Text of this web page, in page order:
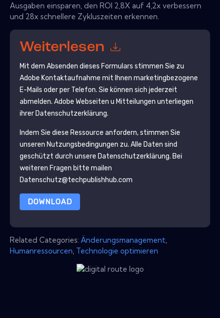
Ausgaben einsparen, den ROI 2,8X auf 4,2x verbessern
und 28x schnellere Zykluszeiten erkennen.
Weiterlesen
Mit dem Absenden dieses Formulars stimmen Sie zu
Adobe Kontaktaufnahme mit Ihnen marketingbezogene
E-Mails oder per Telefon. Sie können sich jederzeit
abmelden. Adobe Webseiten u Mitteilungen unterliegen
ihrer Datenschutzerklärung.
Indem Sie diese Ressource anfordern, stimmen Sie
unseren Nutzungsbedingungen zu. Alle Daten sind
geschützt durch unsere Datenschutzerklärung. Bei
weiteren Fragen bitte mailen
Datenschutz@techpublishhub.com
DOWNLOAD
Related Categories: Änderungsmanagement
Humanressourcen Technologie optimieren